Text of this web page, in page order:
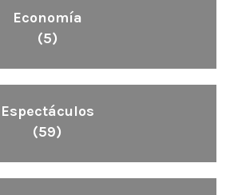
Economía
(5)
Espectáculos
(59)